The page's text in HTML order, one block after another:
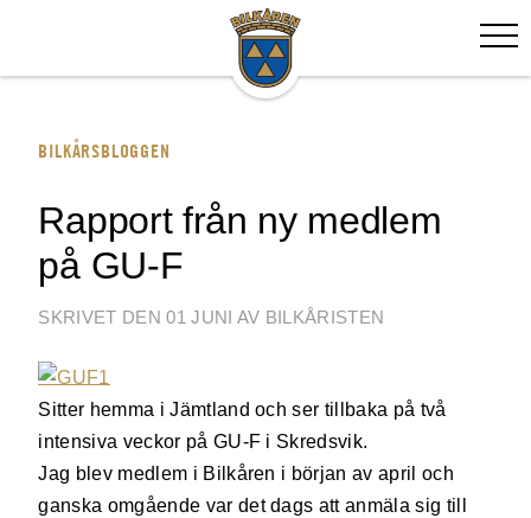
BILKÅRSBLOGGEN
Rapport från ny medlem
på GU-F
SKRIVET DEN 01 JUNI AV BILKÅRISTEN
Sitter hemma i Jämtland och ser tillbaka på två
intensiva veckor på GU-F i Skredsvik.
Jag blev medlem i Bilkåren i början av april och
ganska omgående var det dags att anmäla sig till